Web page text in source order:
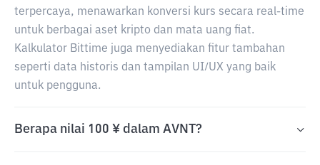
terpercaya, menawarkan konversi kurs secara real-time
untuk berbagai aset kripto dan mata uang fiat.
Kalkulator Bittime juga menyediakan fitur tambahan
seperti data historis dan tampilan UI/UX yang baik
untuk pengguna.
Berapa nilai 100 ¥ dalam AVNT?